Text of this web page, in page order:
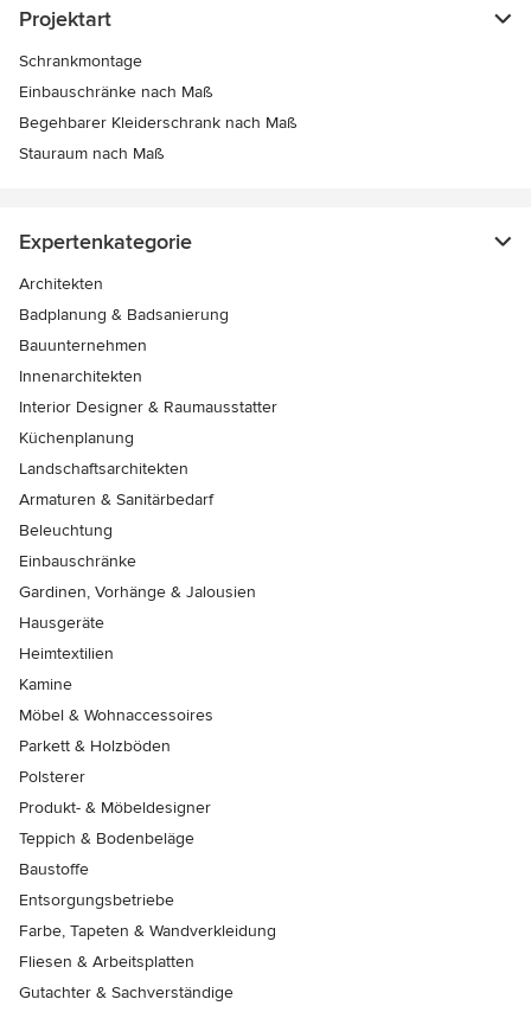
Projektart
Schrankmontage
Einbauschränke nach Maß
Begehbarer Kleiderschrank nach Maß
Stauraum nach Maß
Expertenkategorie
Architekten
Badplanung & Badsanierung
Bauunternehmen
Innenarchitekten
Interior Designer & Raumausstatter
Küchenplanung
Landschaftsarchitekten
Armaturen & Sanitärbedarf
Beleuchtung
Einbauschränke
Gardinen, Vorhänge & Jalousien
Hausgeräte
Heimtextilien
Kamine
Möbel & Wohnaccessoires
Parkett & Holzböden
Polsterer
Produkt- & Möbeldesigner
Teppich & Bodenbeläge
Baustoffe
Entsorgungsbetriebe
Farbe, Tapeten & Wandverkleidung
Fliesen & Arbeitsplatten
Gutachter & Sachverständige